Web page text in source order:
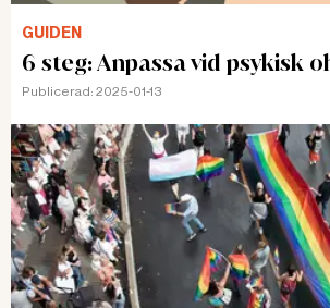
GUIDEN
6 steg: Anpassa vid psykisk
Publicerad: 2025-01-13